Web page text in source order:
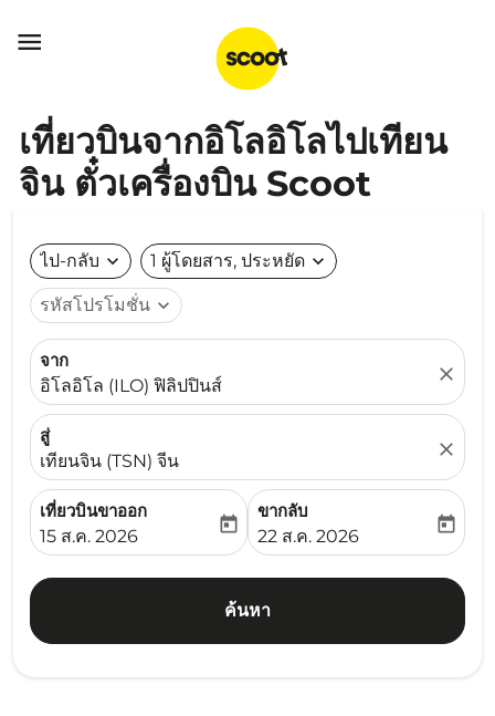

เที่ยวบินจากอิโลอิโลไปเทียน
จิน ตั๋วเครื่องบิน Scoot
ไป-กลับ expand_more 1 ผู้โดยสาร, ประหยัด expand_more
รหัสโปรโมชั่น expand_more
จาก
อิโลอิโล (ILO) ฟิลิปปินส์
close
สู่
เทียนจิน (TSN) จีน
close
เที่ยวบินขาออก
fc-booking-departure-date-aria-label
15 ส.ค. 2026
today
ขากลับ
fc-booking-return-date-
22 ส.ค. 2026
today
ค้นหา